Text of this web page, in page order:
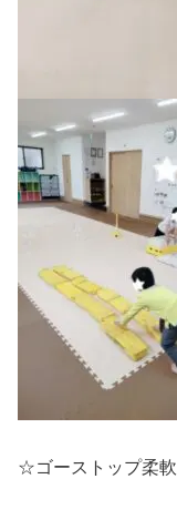
☆ゴーストップ柔軟